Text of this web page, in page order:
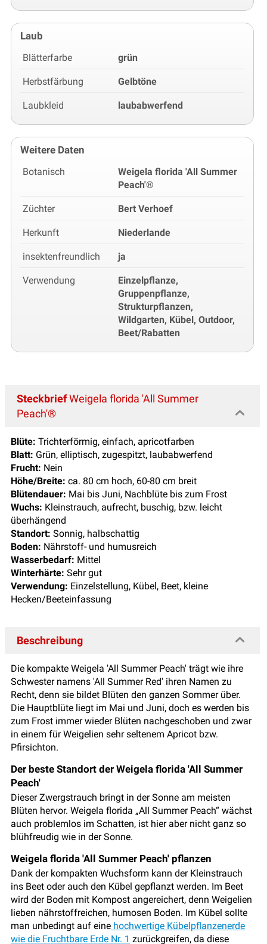
Laub
Blätterfarbe grün
Herbstfärbung Gelbtöne
Laubkleid laubabwerfend
Weitere Daten
Botanisch
Weigela florida 'All Summer
Peach'®
Züchter Bert Verhoef
Herkunft Niederlande
insektenfreundlich ja
Verwendung
Einzelpflanze,
Gruppenpflanze,
Strukturpflanzen,
Wildgarten, Kübel, Outdoor,
Beet/Rabatten
SteckbriefWeigela florida 'All Summer
Peach'®
Blüte: Trichterförmig, einfach, apricotfarben
Blatt: Grün, elliptisch, zugespitzt, laubabwerfend
Frucht: Nein
Höhe/Breite: ca. 80 cm hoch, 60-80 cm breit
Blütendauer: Mai bis Juni, Nachblüte bis zum Frost
Wuchs: Kleinstrauch, aufrecht, buschig, bzw. leicht
überhängend
Standort: Sonnig, halbschattig
Boden: Nährstoff- und humusreich
Wasserbedarf: Mittel
Winterhärte: Sehr gut
Verwendung: Einzelstellung, Kübel, Beet, kleine
Hecken/Beeteinfassung
Beschreibung
Die kompakte Weigela 'All Summer Peach' trägt wie ihre
Schwester namens 'All Summer Red' ihren Namen zu
Recht, denn sie bildet Blüten den ganzen Sommer über.
Die Hauptblüte liegt im Mai und Juni, doch es werden bis
zum Frost immer wieder Blüten nachgeschoben und zwar
in einem für Weigelien sehr seltenem Apricot bzw.
Pfirsichton.
Der beste Standort der Weigela florida 'All Summer
Peach'
Dieser Zwergstrauch bringt in der Sonne am meisten
Blüten hervor. Weigela florida „All Summer Peach“ wächst
auch problemlos im Schatten, ist hier aber nicht ganz so
blühfreudig wie in der Sonne.
Weigela florida 'All Summer Peach' pflanzen
Dank der kompakten Wuchsform kann der Kleinstrauch
ins Beet oder auch den Kübel gepflanzt werden. Im Beet
wird der Boden mit Kompost angereichert, denn Weigelien
lieben nährstoffreichen, humosen Boden. Im Kübel sollte
man unbedingt auf eine hochwertige Kübelpflanzenerde
wie die Fruchtbare Erde Nr. 1 zurückgreifen, da diese